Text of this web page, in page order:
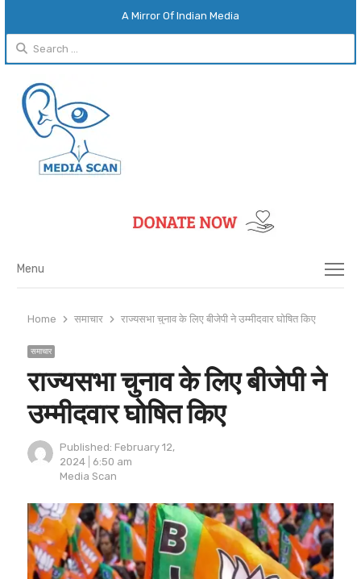
A Mirror Of Indian Media
Search
for:
Menu
Menu
Home समाचार राज्यसभा चुनाव के लिए बीजेपी ने उम्मीदवार घोषित किए
समाचार
राज्यसभा चुनाव के लिए बीजेपी ने
उम्मीदवार घोषित किए
Published: February 12,
2024
6:50 am
Author
Media Scan